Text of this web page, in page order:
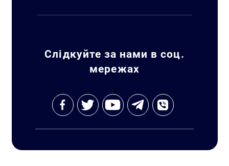
Слідкуйте за нами в соц.
мережах